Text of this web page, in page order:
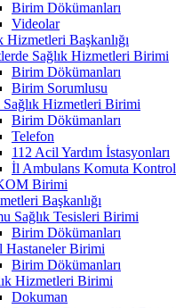
Birim Dökümanları
Videolar
Hizmetleri Başkanlığı
Sağlık Hizmetleri Birimi
Birim Dökümanları
Birim Sorumlusu
Hizmetleri Birimi
Birim Dökümanları
Telefon
112 Acil Yardım İstasyonları
İl Ambulans Komuta
Birimi
Başkanlığı
Sağlık Tesisleri Birimi
Birim Dökümanları
Hastaneler Birimi
Birim Dökümanları
Hizmetleri Birimi
Dokuman